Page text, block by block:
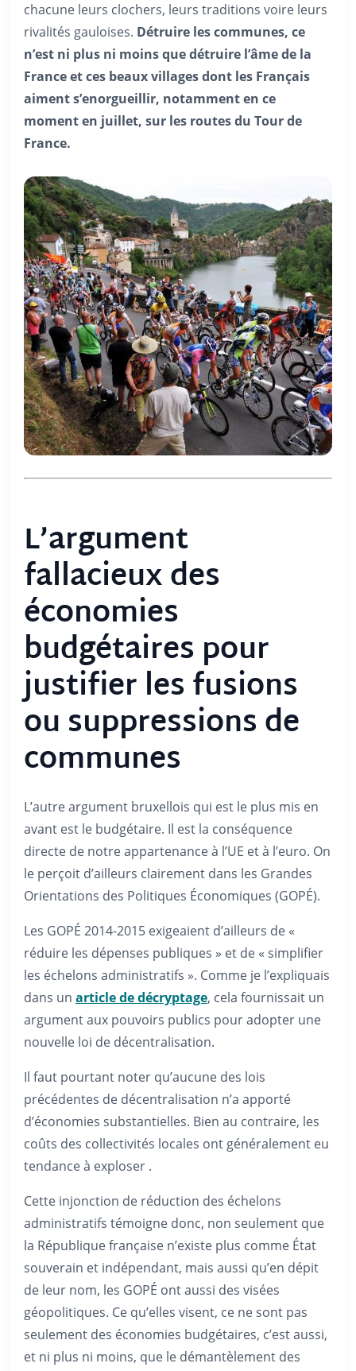
chacune leurs clochers, leurs traditions voire leurs
rivalités gauloises. Détruire les communes, ce
n’est ni plus ni moins que détruire l’âme de la
France et ces beaux villages dont les Français
aiment s’enorgueillir, notamment en ce
moment en juillet, sur les routes du Tour de
France.
L’argument
fallacieux des
économies
budgétaires pour
justifier les fusions
ou suppressions de
communes
L’autre argument bruxellois qui est le plus mis en
avant est le budgétaire. Il est la conséquence
directe de notre appartenance à l’UE et à l’euro. On
le perçoit d’ailleurs clairement dans les Grandes
Orientations des Politiques Économiques (GOPÉ).
Les GOPÉ 2014-2015 exigeaient d’ailleurs de «
réduire les dépenses publiques » et de « simplifier
les échelons administratifs ». Comme je l’expliquais
dans un article de décryptage, cela fournissait un
argument aux pouvoirs publics pour adopter une
nouvelle loi de décentralisation.
Il faut pourtant noter qu’aucune des lois
précédentes de décentralisation n’a apporté
d’économies substantielles. Bien au contraire, les
coûts des collectivités locales ont généralement eu
tendance à exploser .
Cette injonction de réduction des échelons
administratifs témoigne donc, non seulement que
la République française n’existe plus comme État
souverain et indépendant, mais aussi qu’en dépit
de leur nom, les GOPÉ ont aussi des visées
géopolitiques. Ce qu’elles visent, ce ne sont pas
seulement des économies budgétaires, c’est aussi,
et ni plus ni moins, que le démantèlement des